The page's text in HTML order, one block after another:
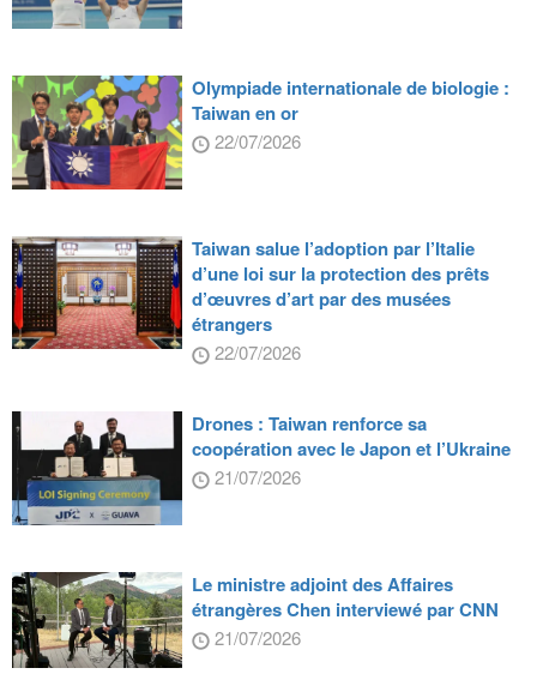
Olympiade internationale de biologie :
Taiwan en or
22/07/2026
Taiwan salue l’adoption par l’Italie
d’une loi sur la protection des prêts
d’œuvres d’art par des musées
étrangers
22/07/2026
Drones : Taiwan renforce sa
coopération avec le Japon et l’Ukraine
21/07/2026
Le ministre adjoint des Affaires
étrangères Chen interviewé par CNN
21/07/2026